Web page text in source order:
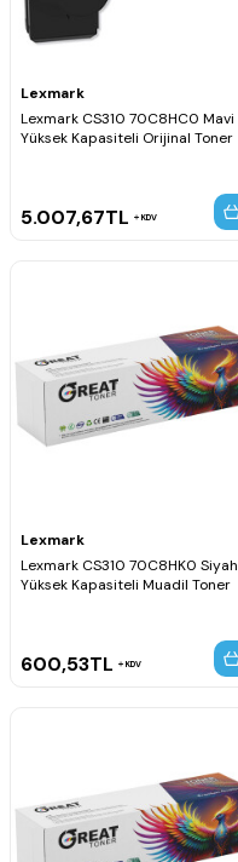
Lexmark
Lexmark CS310 70C8HC0 Mavi
Yüksek Kapasiteli Orijinal Toner
5.007,67TL KDV
Lexmark
Lexmark CS310 70C8HK0 Siyah
Yüksek Kapasiteli Muadil Toner
600,53TL KDV